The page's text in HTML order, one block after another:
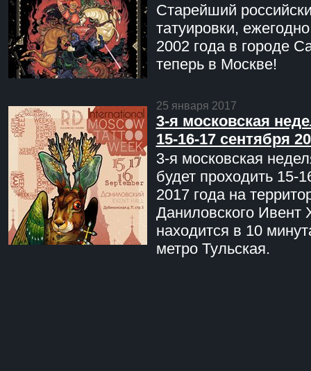
Старейший
татуировки,
2002 года в городе
теперь в Москве!
25 января 2017
3-я московская
15-16-17 сентября
3-я московская
будет проходить 15-
2017 года на
Даниловского Ивент
находится в 10
метро Тульская.